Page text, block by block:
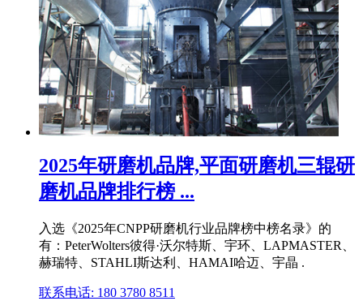
2025年研磨机品牌,平面研磨机三辊研
磨机品牌排行榜 ...
入选《2025年CNPP研磨机行业品牌榜中榜名录》的
有：PeterWolters彼得·沃尔特斯、宇环、LAPMASTER、
赫瑞特、STAHLI斯达利、HAMAI哈迈、宇晶 .
联系电话: 180 3780 8511